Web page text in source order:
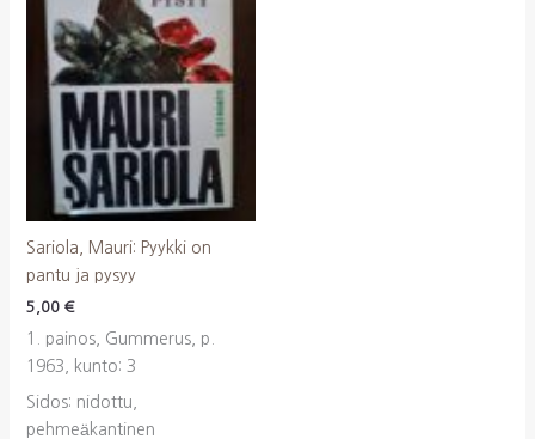
Sariola, Mauri: Pyykki on
pantu ja pysyy
5,00 €
1. painos, Gummerus, p.
1963, kunto: 3
Sidos: nidottu,
pehmeäkantinen